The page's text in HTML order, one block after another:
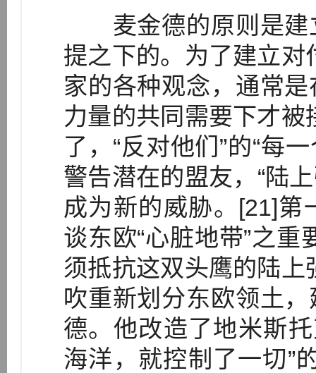
麦金德的原则是建
提之下的。为了建立对
家的各种观念，通常
力量的共同需要下才被
了，“反对他们”的“每
警告潜在的盟友，“陆
成为新的威胁。[21]第
谈东欧“心脏地带”之重
须抵抗这双头鹰的陆上
吹重新划分东欧领土
德。他改造了地米斯
海洋，就控制了一切”